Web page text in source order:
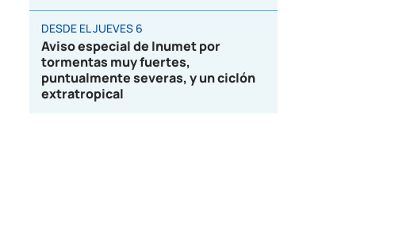
DESDE EL JUEVES 6
Aviso especial de Inumet por
tormentas muy fuertes,
puntualmente severas, y un ciclón
extratropical